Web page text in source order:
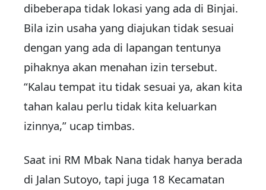
dibeberapa tidak lokasi yang ada di Binjai.
Bila izin usaha yang diajukan tidak sesuai
dengan yang ada di lapangan tentunya
pihaknya akan menahan izin tersebut.
“Kalau tempat itu tidak sesuai ya, akan kita
tahan kalau perlu tidak kita keluarkan
izinnya,” ucap timbas.
Saat ini RM Mbak Nana tidak hanya berada
di Jalan Sutoyo, tapi juga 18 Kecamatan